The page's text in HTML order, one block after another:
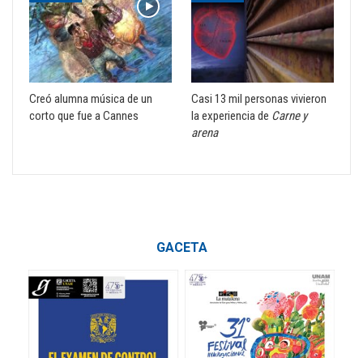
Creó alumna música de un
corto que fue a Cannes
Casi 13 mil personas vivieron
la experiencia de Carne y
arena
GACETA